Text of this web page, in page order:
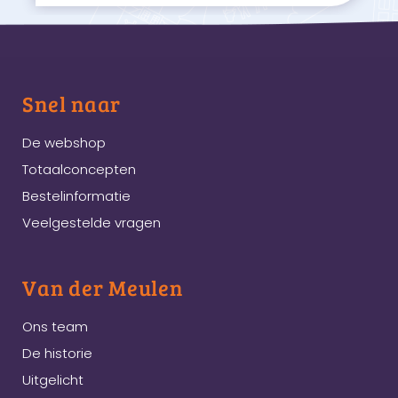
Snel naar
De webshop
Totaalconcepten
Bestelinformatie
Veelgestelde vragen
Van der Meulen
Ons team
De historie
Uitgelicht